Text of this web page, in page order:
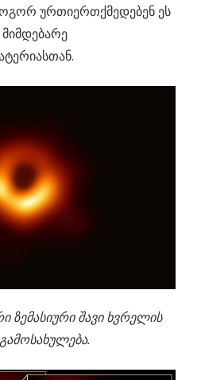
ურთიერთქმედებენ ეს
ზემასიური შავი ხვრელის